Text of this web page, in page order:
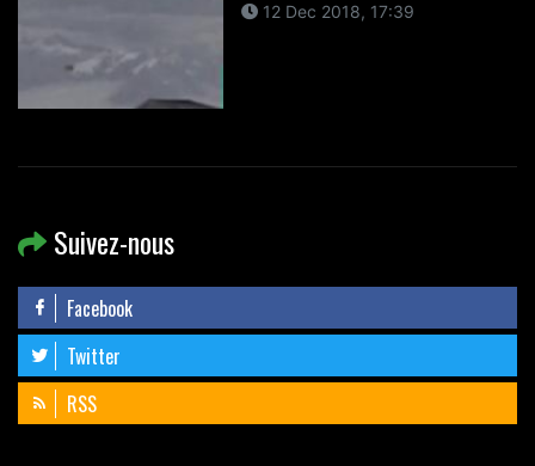
12 Dec 2018, 17:39
Suivez-nous
Facebook
Twitter
RSS